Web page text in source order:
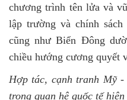
chương trình tên lửa và
lập trường và chính
cũng như Biển Đông
chiều hướng cương quyết
Hợp tác, cạnh tranh Mỹ -
trong quan hệ quốc tế hiện